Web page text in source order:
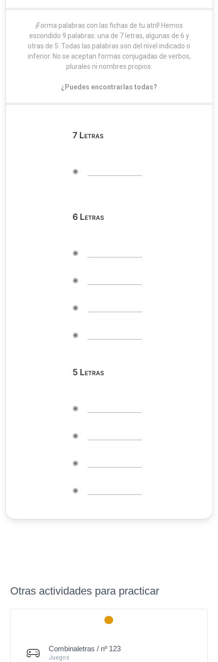
¡Forma palabras con las fichas de tu atril! Hemos
escondido 9 palabras: una de 7 letras, algunas de 6 y
otras de 5. Todas las palabras son del nivel indicado o
inferior. No se aceptan formas conjugadas de verbos,
plurales ni nombres propios.
¿Puedes encontrarlas todas?
7 Letras
◉
6 Letras
◉
◉
◉
◉
5 Letras
◉
◉
◉
◉
Otras actividades para practicar
Combinaletras / nº 123
Juegos